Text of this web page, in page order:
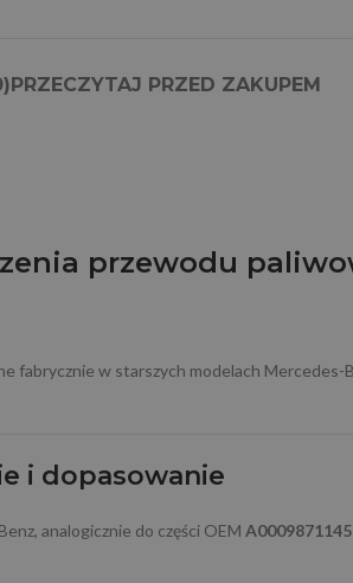
PRZECZYTAJ PRZED ZAKUPEM
przewodu
fabrycznie w starszych modelach Mercedes-
i dopasowanie
analogicznie do części OEM A0009871145